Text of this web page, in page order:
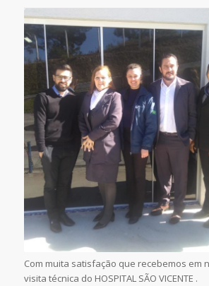
Com muita satisfação que recebemos em
visita técnica do HOSPITAL SÃO VICENTE .